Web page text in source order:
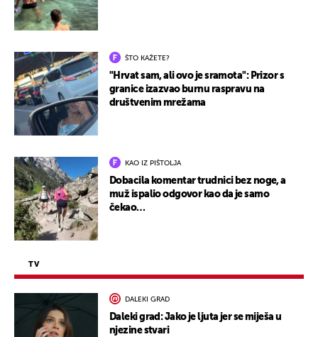
ŠTO KAŽETE?
"Hrvat sam, ali ovo je sramota": Prizor s
granice izazvao burnu raspravu na
društvenim mrežama
KAO IZ PIŠTOLJA
Dobacila komentar trudnici bez noge, a
muž ispalio odgovor kao da je samo
čekao…
TV
DALEKI GRAD
Daleki grad: Jako je ljuta jer se miješa u
njezine stvari